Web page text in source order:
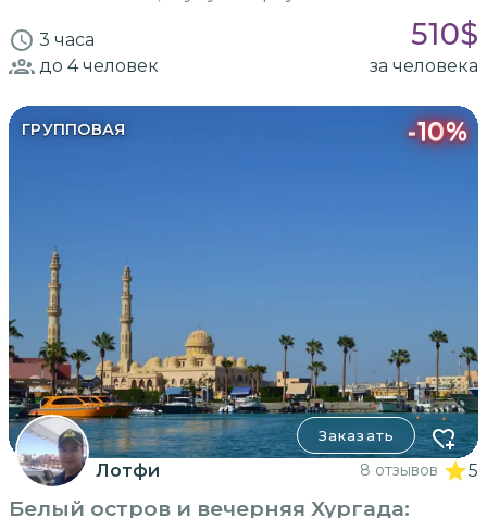
3 часа 510$
до 4человек за человека
ГРУППОВАЯ -10%
Заказать
Лотфи 8 отзывов 5
Белый остров и вечерняя Хургада: